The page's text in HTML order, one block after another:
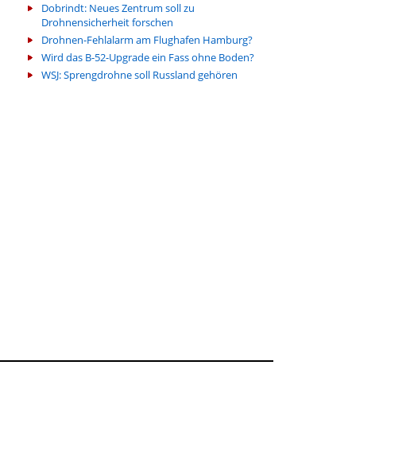
Dobrindt: Neues Zentrum soll zu
Drohnensicherheit forschen
Drohnen-Fehlalarm am Flughafen Hamburg?
Wird das B-52-Upgrade ein Fass ohne Boden?
WSJ: Sprengdrohne soll Russland gehören